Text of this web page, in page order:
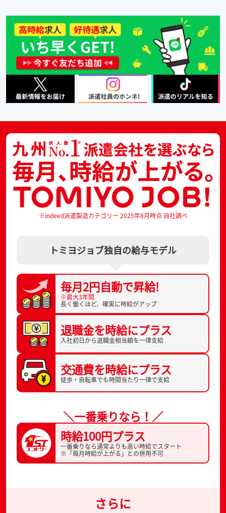
※indeed派遣製造カテゴリー 2025年8月時点 自社調べ
トミヨジョブ独自の給与モデル
毎月2円自動で昇給!
※最大3年間
長く働くほど、 確実に時給がアップ
退職金を時給にプラス
入社初日から退職金相当額を一律支給
交通費を時給にプラス
徒歩・自転車でも時間当たり一律で支給
＼一番乗りなら！／
時給100円プラス
一番乗りなら通常よりも高い時給でスタート
※「毎月時給が上がる」との併用不可
さらに